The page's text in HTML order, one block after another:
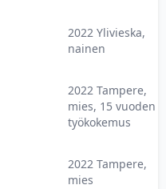
2022 Ylivieska,
nainen
2022 Tampere,
mies, 15 vuoden
työkokemus
2022 Tampere,
mies